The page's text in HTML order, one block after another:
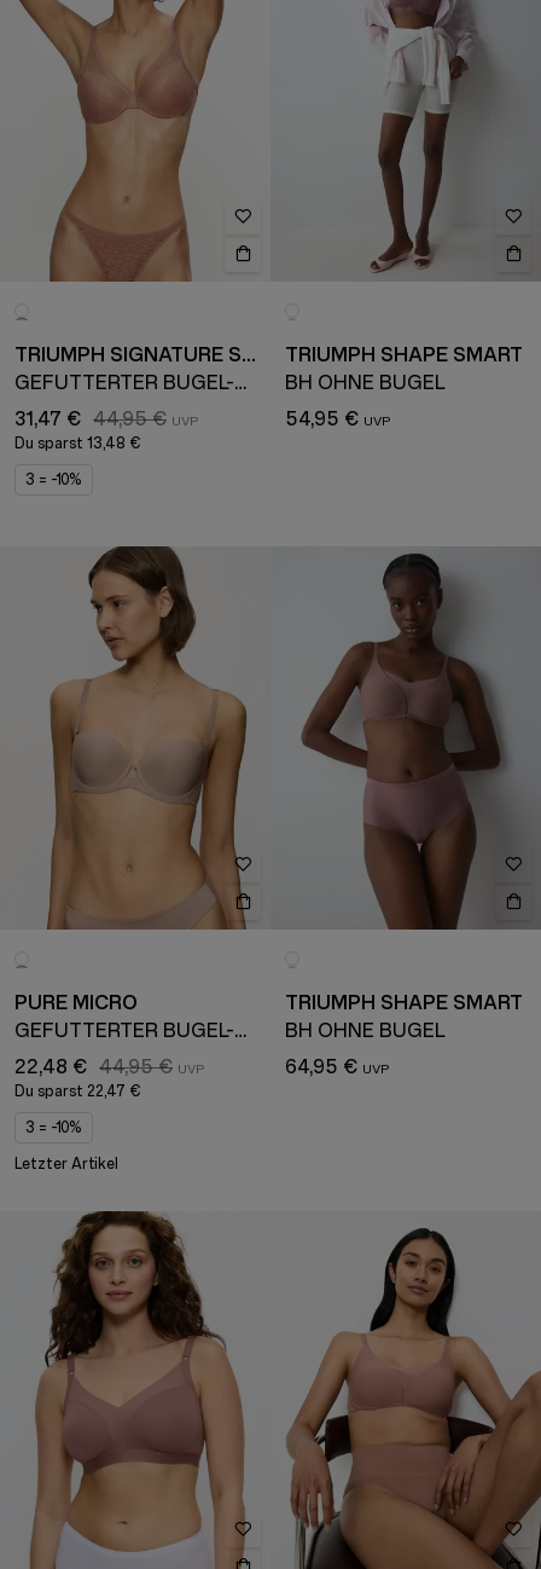
TRIUMPH SIGNATURE SHEER
GEFÜTTERTER BÜGEL-BH
31,47 € 44,95 €
Du sparst 13,48 €
3 = -10%
TRIUMPH SHAPE SMART
BH OHNE BÜGEL
54,95 €
PURE MICRO
GEFÜTTERTER BÜGEL-BH MIT ABNEHMBAREN TRÄGERN
22,48 € 44,95 €
Du sparst 22,47 €
3 = -10%
Letzter Artikel
TRIUMPH SHAPE SMART
BH OHNE BÜGEL
64,95 €